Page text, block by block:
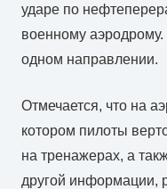
ударе по
военному аэродрому.
одном направлении.
Отмечается, что на
котором пилоты
на тренажерах, а
другой информации,